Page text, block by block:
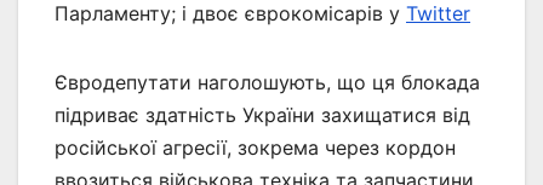
Парламенту; і двоє єврокомісарів у Twitter
Євродепутати наголошують, що ця блокада
підриває здатність України захищатися від
російської агресії, зокрема через кордон